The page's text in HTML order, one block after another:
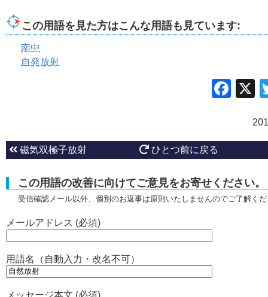
この用語を見た方はこんな用語も見ています:
南中
自発放射
磁気双極子放射 ひとつ前に戻る
この用語の改善に向けてご意見をお寄せください。
受信確認メール以外、個別のお返事は原則いたしませんのでご了解く
メールアドレス (必須)
用語名（自動入力・改名不可）